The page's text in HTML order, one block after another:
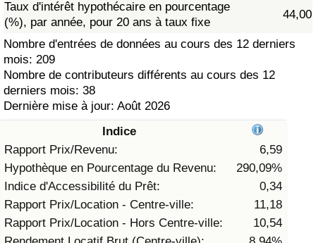
Taux d'intérêt hypothécaire en pourcentage
(%), par année, pour 20 ans à taux fixe
44,00
Nombre d'entrées de données au cours des 12 derniers
mois: 209
Nombre de contributeurs différents au cours des 12
derniers mois: 38
Dernière mise à jour: Août 2026
Indice
Rapport Prix/Revenu:
6,59
Hypothèque en Pourcentage du Revenu:
290,09%
Indice d'Accessibilité du Prêt:
0,34
Rapport Prix/Location - Centre-ville:
11,18
Rapport Prix/Location - Hors Centre-ville:
10,54
Indice des soins de santé
Indice des soins de santé par Pays
Pollution
Indice de Pollution (Actuel)
Indice de pollution
Indice de Pollution par Pays
Trafic